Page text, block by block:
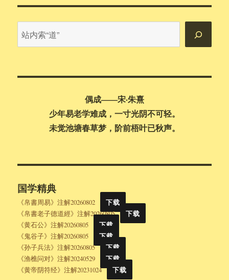
内
偶成——宋·朱熹
少年易老学难成，一寸光阴不可轻。
未觉池塘春草梦，阶前梧叶已秋声。
国学精典
《帛書周易》注解20260802
下载
《帛書老子德道經》注解20260805
下载
《黄石公》注解20260805
下载
《鬼谷子》注解20260805
下载
《孙子兵法》注解20260805
下载
《渔樵问对》注解20240529
下载
《黄帝阴符经》注解20231024
下载